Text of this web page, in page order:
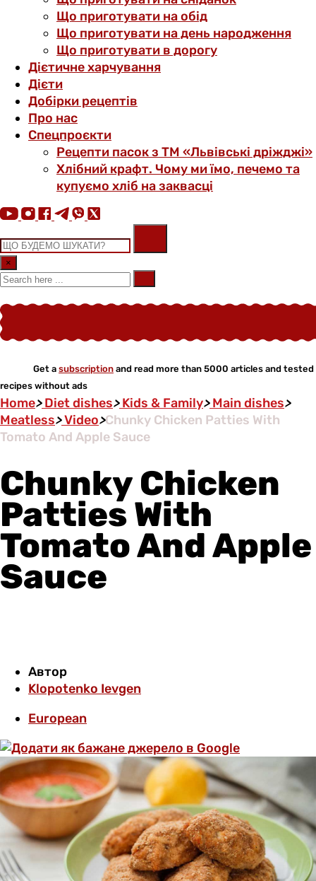
Що приготувати на обід
Що приготувати на день народження
Що приготувати в дорогу
Дієтичне харчування
Дієти
Добірки рецептів
Про нас
Спецпроєкти
Рецепти пасок з ТМ «Львівські дріжджі»
Хлібний крафт. Чому ми їмо, печемо та
купуємо хліб на заквасці
×
Get a subscription and read more than 5000 articles and tested
recipes without ads
Home>Diet dishes>Kids & Family>Main dishes>
Meatless>Video>Chunky Chicken Patties With
Tomato And Apple Sauce
Chunky Chicken
Patties With
Tomato And Apple
Sauce
Автор
Klopotenko Ievgen
European